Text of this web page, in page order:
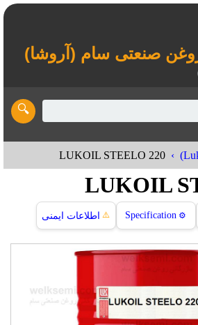
روغن صنعتی سام (آروشا)
🔍
LUKOIL STEELO 220
LUKOIL
⚙️
Specification
⚠️ اطلاعات ایمنی